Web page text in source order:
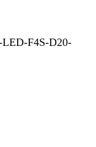
F4S-D20-